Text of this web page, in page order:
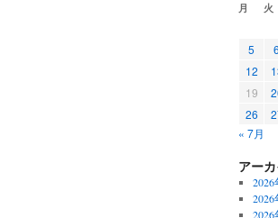
月 火
5
6
12
19
26
« 7月
アー
2026
2026
2026